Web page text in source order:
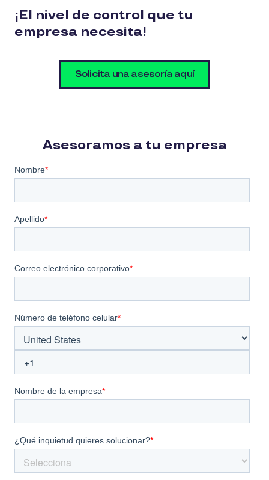
¡El nivel de control que tu
empresa necesita!
Solicita una asesoría aquí
Asesoramos a tu empresa